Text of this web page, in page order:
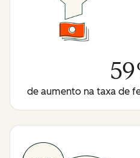
de aumento na taxa de